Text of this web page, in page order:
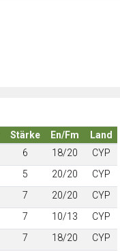
Stärke En/Fm
Land
6 18/20
CYP
5 20/20 CYP
7 20/20
CYP
7 10/13
CYP
7 18/20
CYP